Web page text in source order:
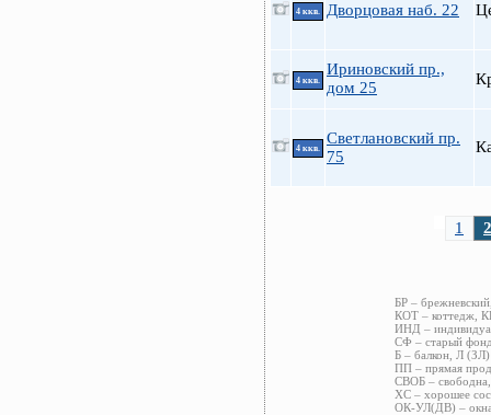
4 ккв. Дворцовая наб. 22
4 ккв.
Ириновский пр.,
дом 25
4 ккв.
Светлановский пр.
75
1 2
БР –
КОТ – коттедж,
ИНД –
СФ – старый
Б – балкон, Л
ПП – прямая
СВОБ –
ХС – хорошее
ОК-УЛ(ДВ) –